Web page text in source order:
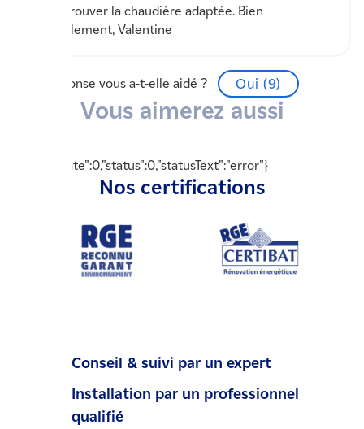
pour trouver la chaudière adaptée. Bien
cordialement, Valentine
Cette réponse vous a-t-elle aidé ? Oui (9)
Vous aimerez aussi
{"readyState":0,"status":0,"statusText":"error"}
Nos certifications
Conseil & suivi par un expert
Installation par un professionnel
qualifié